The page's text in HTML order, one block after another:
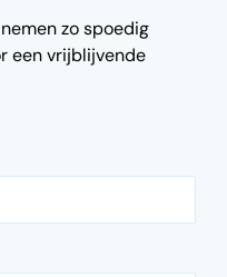
zo spoedig
een vrijblijvende